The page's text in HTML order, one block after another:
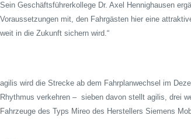
Sein Geschäftsführerkollege Dr. Axel Hennighausen
Voraussetzungen mit, den Fahrgästen hier eine
weit in die Zukunft sichern wird.“
agilis wird die Strecke ab dem Fahrplanwechsel im
Rhythmus verkehren – sieben davon stellt agilis, drei
Fahrzeuge des Typs Mireo des Herstellers Siemens